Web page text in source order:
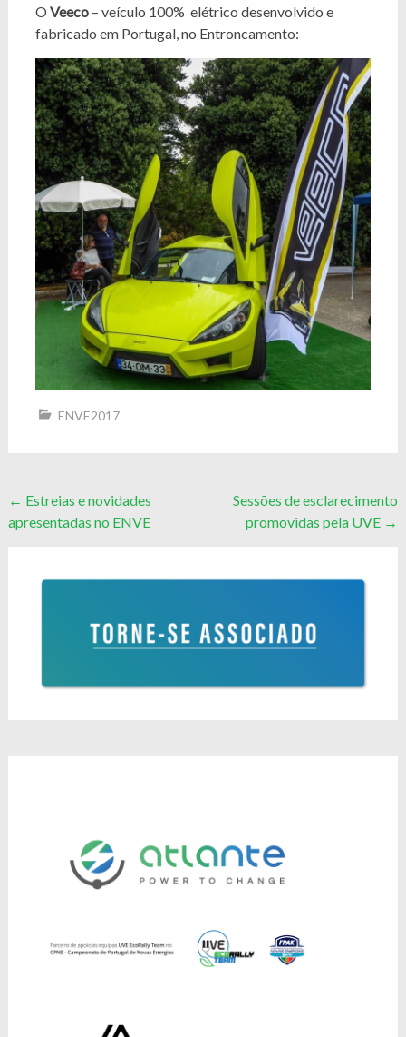
O Veeco– veículo 100% elétrico desenvolvido e
fabricado em Portugal, no Entroncamento:
ENVE2017
Post
navigation
← Estreias e novidades
apresentadas no ENVE
Sessões de esclarecimento
promovidas pela UVE →